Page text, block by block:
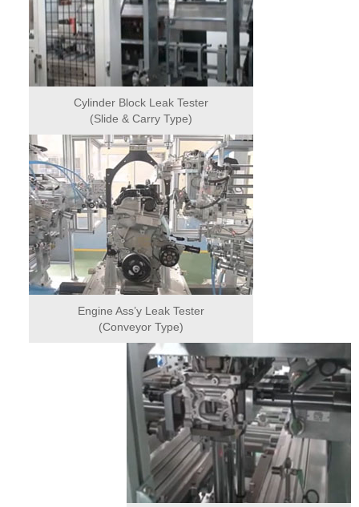
Cylinder Block Leak Tester
(Slide & Carry Type)
Engine Ass’y Leak Tester
(Conveyor Type)